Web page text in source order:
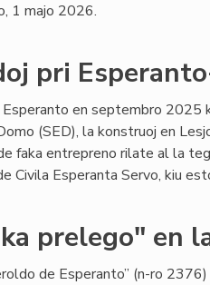
1 majo 2026.
pri
en septembro 2025
(SED), la konstruoj en
faka entrepreno rilate al la
Civila Esperanta Servo, kiu
prelego" en
de Esperanto” (n-ro